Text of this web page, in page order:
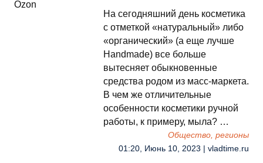
На сегодняшний день косметика
с отметкой «натуральный» либо
«органический» (а еще лучше
Handmade) все больше
вытесняет обыкновенные
средства родом из масс-маркета.
В чем же отличительные
особенности косметики ручной
работы, к примеру, мыла? …
Общество, регионы
01:20, Июнь 10, 2023 | vladtime.ru